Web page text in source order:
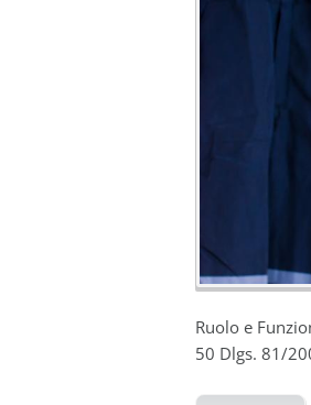
Ruolo e
50 Dlgs. 81/